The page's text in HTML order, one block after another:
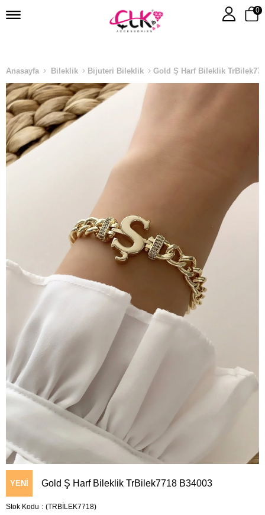
0
Anasayfa Bileklik Bijuteri Bileklik Gold Ş Harf Bileklik
YENI
ÜRÜN
Gold Ş Harf Bileklik TrBilek7718 B34003
Stok Kodu
(TRBİLEK7718)